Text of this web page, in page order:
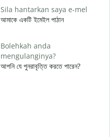
Sila hantarkan saya e-mel
আমাকে একটি ইমেইল পাঠান
Bolehkah anda
mengulanginya?
আপনি যে পুনরাবৃত্তি করতে পারেন?